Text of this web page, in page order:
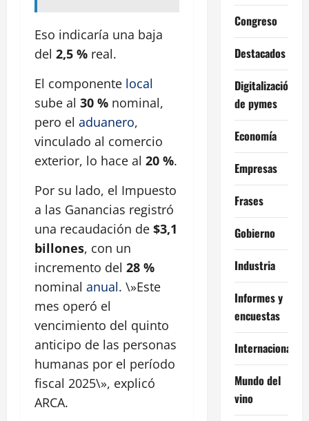
Eso indicaría una baja
del 2,5 % real.
El componente local
sube al 30 % nominal,
pero el aduanero,
vinculado al comercio
exterior, lo hace al 20 %.
Por su lado, el Impuesto
a las Ganancias registró
una recaudación de $3,1
billones, con un
incremento del 28 %
nominal anual. \»Este
mes operó el
vencimiento del quinto
anticipo de las personas
humanas por el período
fiscal 2025\», explicó
ARCA.
Congreso
Destacados
Digitalización
de pymes
Economía
Empresas
Frases
Gobierno
Industria
Informes y
encuestas
Internacional
Mundo del
vino